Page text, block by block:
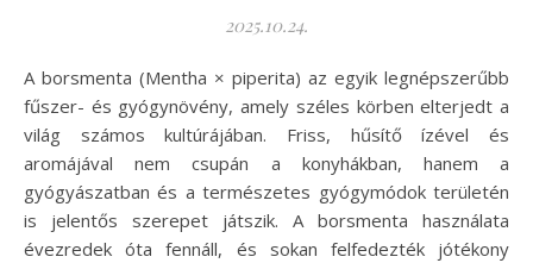
2025.10.24.
A borsmenta (Mentha × piperita) az egyik legnépszerűbb
fűszer- és gyógy­növény, amely széles körben elterjedt a
világ számos kultúrájában. Friss, hűsítő ízével és
aromájával nem csupán a konyhákban, hanem a
gyógyászatban és a természetes gyógymódok területén
is jelentős szerepet játszik. A borsmenta használata
évezredek óta fennáll, és sokan felfedezték jótékony